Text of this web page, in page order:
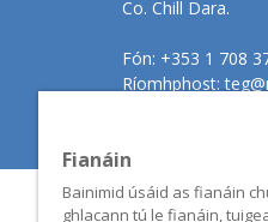
Co. Chill Dara.
Fón: +353 1 708
Ríomhphost:
Fianáin
Bainimid úsáid as fianáin
ghlacann tú le fianáin,